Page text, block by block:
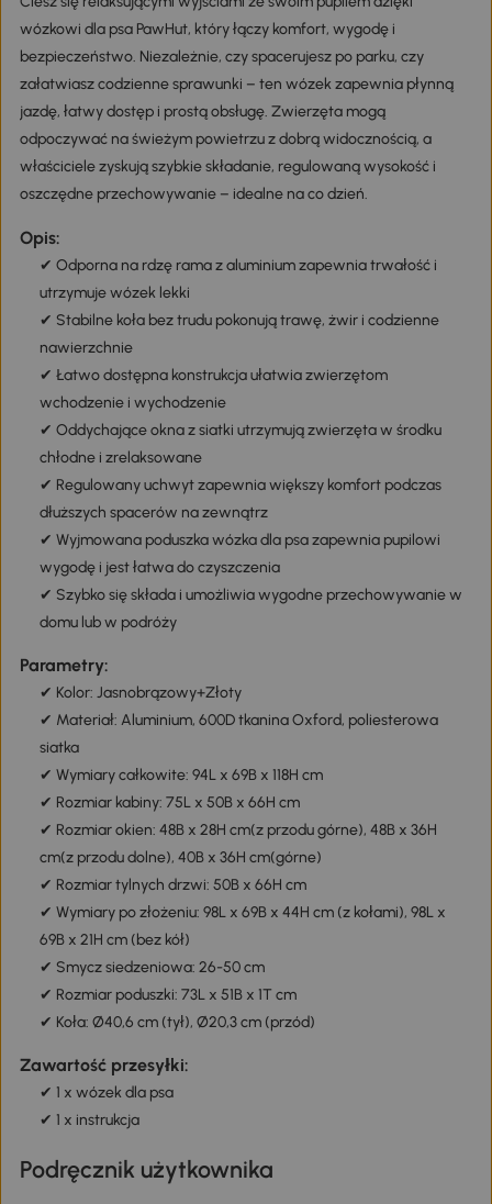
wózkowi dla psa PawHut, który łączy komfort, wygodę i
bezpieczeństwo. Niezależnie, czy spacerujesz po parku, czy
załatwiasz codzienne sprawunki – ten wózek zapewnia płynną
jazdę, łatwy dostęp i prostą obsługę. Zwierzęta mogą
odpoczywać na świeżym powietrzu z dobrą widocznością, a
właściciele zyskują szybkie składanie, regulowaną wysokość i
oszczędne przechowywanie – idealne na co dzień.
Opis:
✔ Odporna na rdzę rama z aluminium zapewnia trwałość i
utrzymuje wózek lekki
✔ Stabilne koła bez trudu pokonują trawę, żwir i codzienne
nawierzchnie
✔ Łatwo dostępna konstrukcja ułatwia zwierzętom
wchodzenie i wychodzenie
✔ Oddychające okna z siatki utrzymują zwierzęta w środku
chłodne i zrelaksowane
✔ Regulowany uchwyt zapewnia większy komfort podczas
dłuższych spacerów na zewnątrz
✔ Wyjmowana poduszka wózka dla psa zapewnia pupilowi
wygodę i jest łatwa do czyszczenia
✔ Szybko się składa i umożliwia wygodne przechowywanie w
domu lub w podróży
Parametry:
✔ Kolor: Jasnobrązowy+Złoty
✔ Materiał: Aluminium, 600D tkanina Oxford, poliesterowa
siatka
✔ Wymiary całkowite: 94L x 69B x 118H cm
✔ Rozmiar kabiny: 75L x 50B x 66H cm
✔ Rozmiar okien: 48B x 28H cm(z przodu górne), 48B x 36H
cm(z przodu dolne), 40B x 36H cm(górne)
✔ Rozmiar tylnych drzwi: 50B x 66H cm
✔ Wymiary po złożeniu: 98L x 69B x 44H cm (z kołami), 98L x
69B x 21H cm (bez kół)
✔ Smycz siedzeniowa: 26-50 cm
✔ Rozmiar poduszki: 73L x 51B x 1T cm
✔ Koła: Ø40,6 cm (tył), Ø20,3 cm (przód)
Zawartość przesyłki:
✔ 1 x wózek dla psa
✔ 1 x instrukcja
Podręcznik użytkownika